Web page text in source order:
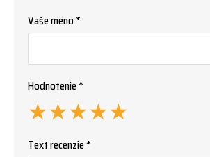
Vaše meno *
Hodnotenie *
★
★
★
★
★
Text recenzie *